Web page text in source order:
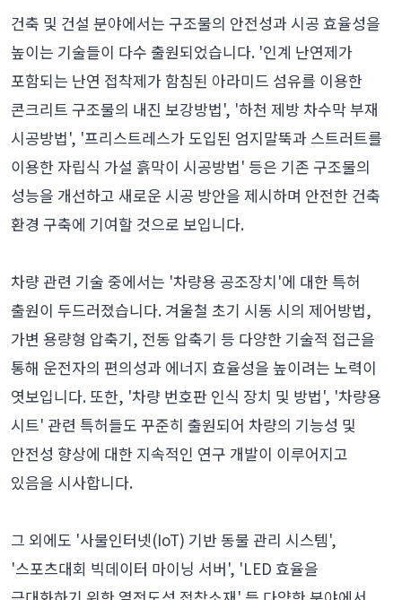
건축 및 건설 분야에서는 구조물의 안전성과 시공 효율성을
높이는 기술들이 다수 출원되었습니다. '인계 난연제가
포함되는 난연 접착제가 함침된 아라미드 섬유를 이용한
콘크리트 구조물의 내진 보강방법', '하천 제방 차수막 부재
시공방법', '프리스트레스가 도입된 엄지말뚝과 스트러트를
이용한 자립식 가설 흙막이 시공방법' 등은 기존 구조물의
성능을 개선하고 새로운 시공 방안을 제시하며 안전한 건축
환경 구축에 기여할 것으로 보입니다.
차량 관련 기술 중에서는 '차량용 공조장치'에 대한 특허
출원이 두드러졌습니다. 겨울철 초기 시동 시의 제어방법,
가변 용량형 압축기, 전동 압축기 등 다양한 기술적 접근을
통해 운전자의 편의성과 에너지 효율성을 높이려는 노력이
엿보입니다. 또한, '차량 번호판 인식 장치 및 방법', '차량용
시트' 관련 특허들도 꾸준히 출원되어 차량의 기능성 및
안전성 향상에 대한 지속적인 연구 개발이 이루어지고
있음을 시사합니다.
그 외에도 '사물인터넷(IoT) 기반 동물 관리 시스템',
'스포츠대회 빅데이터 마이닝 서버', 'LED 효율을